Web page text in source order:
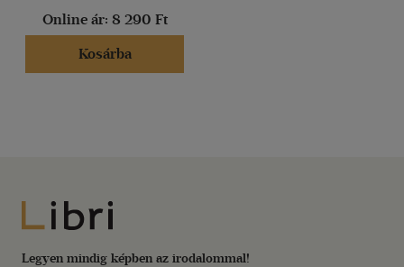
Online ár: 8 290 Ft
Kosárba
Libri
Legyen mindig képben az irodalommal!